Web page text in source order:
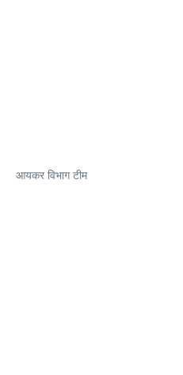
आयकर विभाग टीम